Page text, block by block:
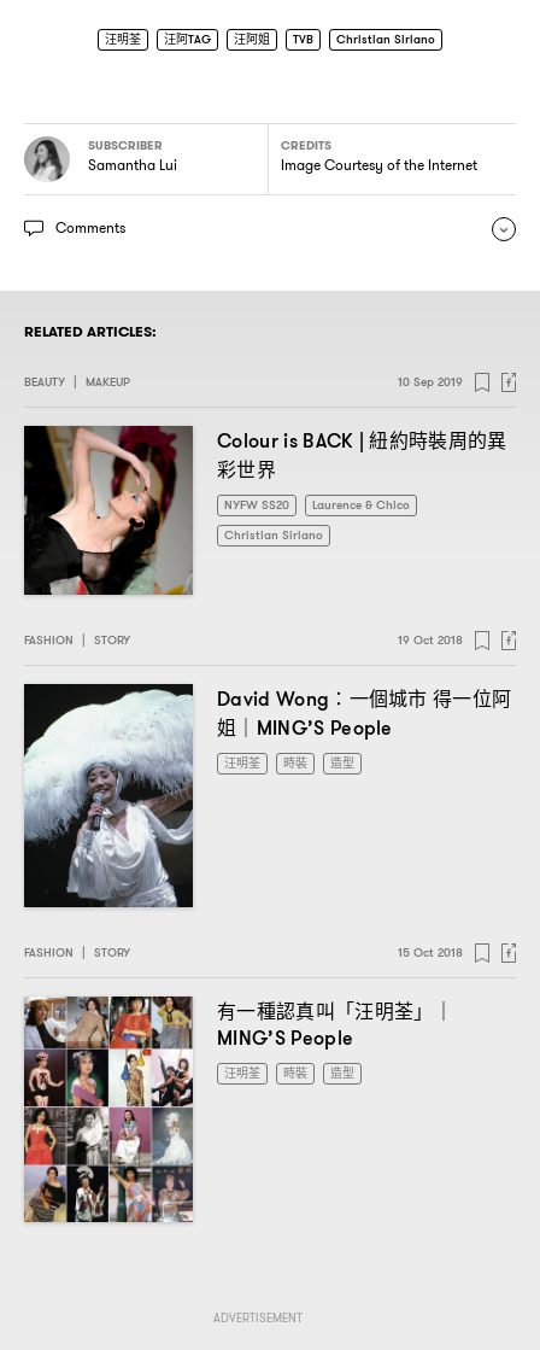
汪明荃 汪阿TAG 汪阿姐 TVB Christian Siriano
SUBSCRIBER
Samantha Lui
CREDITS
Image Courtesy of the Internet
Comments
RELATED ARTICLES:
BEAUTY MAKEUP 10 Sep 2019
Colour is BACK |紐約時裝周的異
彩世界
NYFW SS20
Laurence & Chico
Christian Siriano
FASHION STORY 19 Oct 2018
David Wong： 一個城市 得一位阿
姐
｜MING’S People
汪明荃 時裝 造型
FASHION STORY 15 Oct 2018
有一種認真叫「汪明荃」
MING’S People
汪明荃 時裝 造型
ADVERTISEMENT